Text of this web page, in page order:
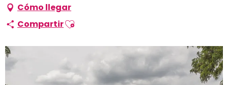
Cómo llegar
CompartirAjouter aux favoris